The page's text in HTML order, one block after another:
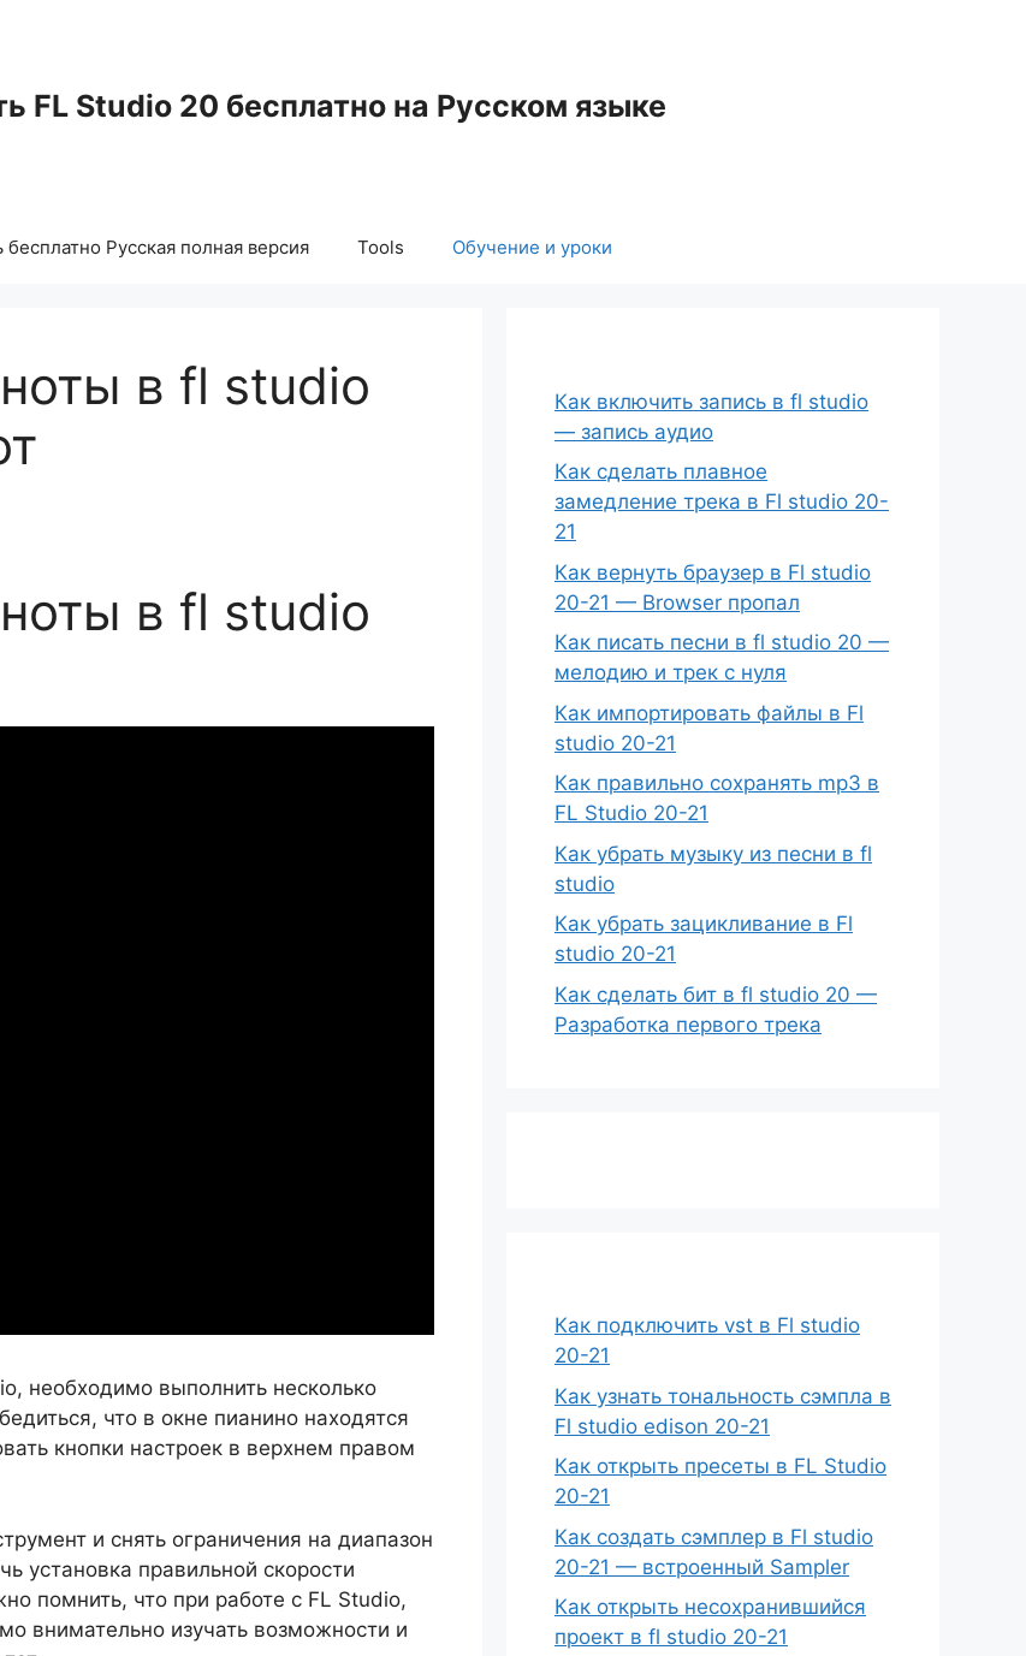
FL Studio 20 бесплатно на Русском языке
бесплатно Русская полная версия Tools Обучение и уроки
в fl studio
в fl studio
необходимо выполнить несколько
что в окне пианино находятся
кнопки настроек в верхнем правом
и снять ограничения на диапазон
установка правильной скорости
помнить, что при работе с FL Studio,
внимательно изучать возможности и
Как включить запись в fl studio
— запись аудио
Как сделать плавное
замедление трека в Fl studio 20-
21
Как вернуть браузер в Fl studio
20-21 — Browser пропал
Как писать песни в fl studio 20 —
мелодию и трек с нуля
Как импортировать файлы в Fl
studio 20-21
Как правильно сохранять mp3 в
FL Studio 20-21
Как убрать музыку из песни в fl
studio
Как убрать зацикливание в Fl
studio 20-21
Как сделать бит в fl studio 20 —
Разработка первого трека
Как подключить vst в Fl studio
20-21
Как узнать тональность сэмпла в
Fl studio edison 20-21
Как открыть пресеты в FL Studio
20-21
Как создать сэмплер в Fl studio
20-21 — встроенный Sampler
Как открыть несохранившийся
проект в fl studio 20-21